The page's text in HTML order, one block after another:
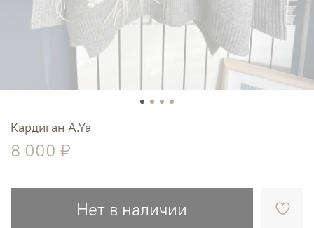
Кардиган A.Ya
8 000 ₽
Нет в наличии